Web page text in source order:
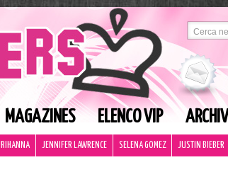
MAGAZINES ELENCO VIP
RIHANNA JENNIFER LAWRENCE SELENA GOMEZ JUSTIN BIEBER